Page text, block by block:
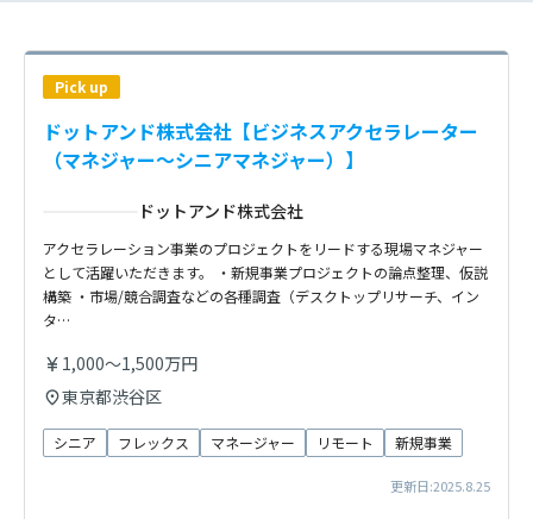
Pick up
ドットアンド株式会社【ビジネスアクセラレーター
（マネジャー〜シニアマネジャー）】
ドットアンド株式会社
アクセラレーション事業のプロジェクトをリードする現場マネジャー
として活躍いただきます。 ・新規事業プロジェクトの論点整理、仮説
構築 ・市場/競合調査などの各種調査（デスクトップリサーチ、イン
タ…
1,000〜1,500万円
東京都渋谷区
シニア フレックス マネージャー リモート 新規事業
更新日:2025.8.25